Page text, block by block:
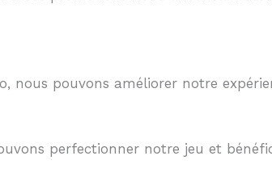
nous pouvons améliorer notre
perfectionner notre jeu et